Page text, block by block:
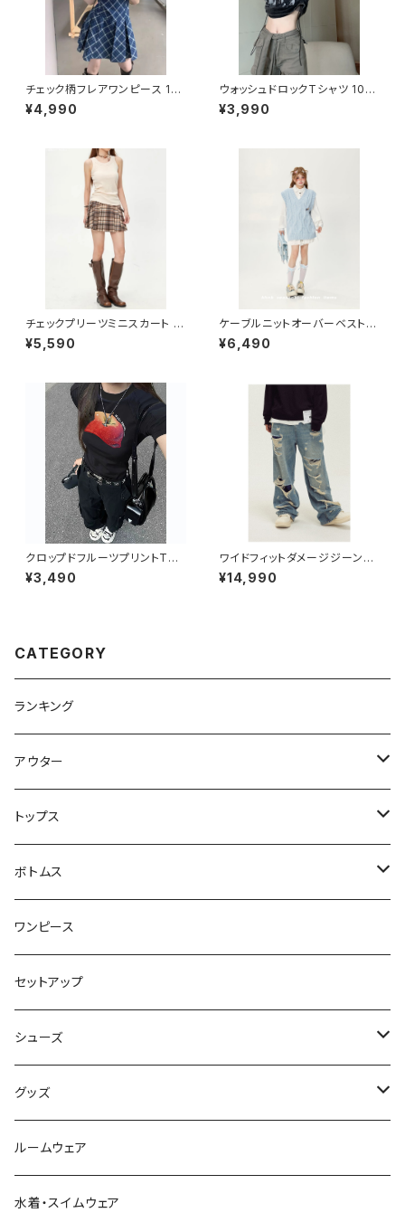
チェック柄フレアワンピース 101
3-240806012
¥4,990
ウォッシュドロックTシャツ 1013
-230619005
¥3,990
チェックプリーツミニスカート 1
013-240905007
¥5,590
ケーブルニットオーバーベスト 1
013-240905016
¥6,490
クロップドフルーツプリントTシ
ャツ 1013-240806002
¥3,490
ワイドフィットダメージジーンズ
1013-230422001
¥14,990
CATEGORY
ランキング
アウター
ジャケット・コート
トップス
スウェット・パーカー
カーディガン
ニット・セーター
ベスト
Tシャツ
シャツ・ブラウス
ボトムス
スカート
パンツ
ワンピース
セットアップ
シューズ
ブーツ
スニーカー
サンダル
グッズ
バッグ
帽子
ルームウェア
水着・スイムウェア